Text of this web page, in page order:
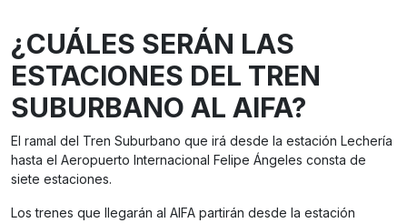
¿CUÁLES SERÁN LAS
ESTACIONES DEL TREN
SUBURBANO AL AIFA?
El ramal del Tren Suburbano que irá desde la estación Lechería
hasta el Aeropuerto Internacional Felipe Ángeles consta de
siete estaciones.
Los trenes que llegarán al AIFA partirán desde la estación